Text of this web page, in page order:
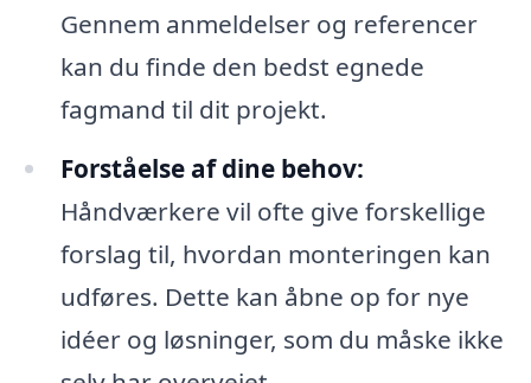
Gennem anmeldelser og referencer
kan du finde den bedst egnede
fagmand til dit projekt.
Forståelse af dine behov:
Håndværkere vil ofte give forskellige
forslag til, hvordan monteringen kan
udføres. Dette kan åbne op for nye
idéer og løsninger, som du måske ikke